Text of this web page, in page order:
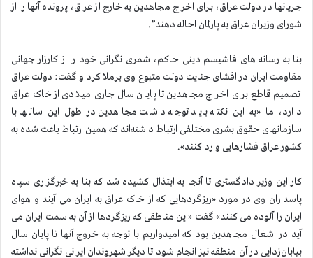
جریانها در دولت عراق، برای اخراج مجاهدین به خارج از عراق، پرونده آنها را از
شورای وزیران عراق به پارلمان احاله دهند”.
بنا به رسانه های فاشیسم دینی حاکم، شمری نگرانی خود را از کارزار جهانی
مقاومت ایران در افشای جنایت دولت متبوع وی برملا کرد و گفت: دولت عراق
تصمیم قاطع برای اخراج مجاهدین تا پایان سال جاری میلادی از خاک عراق
دارد، اما «به این نکته باید توجه داشت مجاهدین در طول این سالها با
سازمانهای حقوق بشری مختلفی ارتباط داشته‌اند که همین ارتباط باعث شده به
کشور عراق فشارهایی وارد کنند».
کار این وزیر دادگستری تا آنجا به ابتذال کشیده شد که بنا به خبرگزاری سپاه
پاسداران وی در مورد «ریزگردهایی که از خاک عراق به ایران می آیند و هوای
ایران را آلوده می کنند» گفت «این مناطقی که ریزگردها از آن به سمت ایران می
آید در اشغال مجاهدین بود که امیدواریم با توجه به خروج آنها تا پایان سال
بیابان‌زدایی در آن منطقه نیز انجام شود تا دیگر شهروندان ایرانی نگرانی نداشته